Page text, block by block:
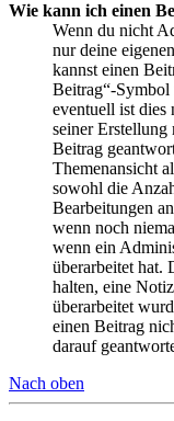
Wie kann ich einen
Wenn du nicht
nur deine
kannst einen
Beitrag“-Symbol
eventuell ist dies
seiner Erstellung
Beitrag
Themenansicht
sowohl die
Bearbeitungen
wenn noch
wenn ein
überarbeitet hat.
halten, eine
überarbeitet
einen Beitrag
darauf
Nach oben